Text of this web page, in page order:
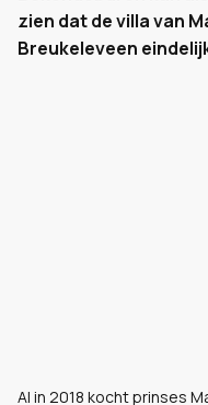
zien dat de villa van
Breukeleveen
Al in 2018 kocht prinses